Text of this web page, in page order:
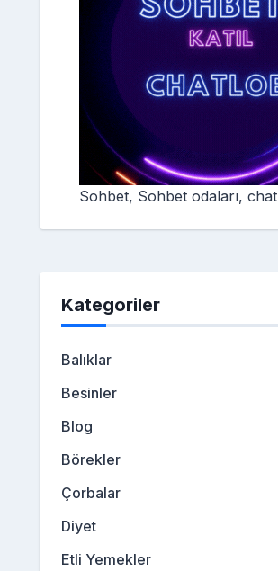
Sohbet, Sohbet odaları, chat
Kategoriler
Balıklar
Besinler
Blog
Börekler
Çorbalar
Diyet
Etli Yemekler